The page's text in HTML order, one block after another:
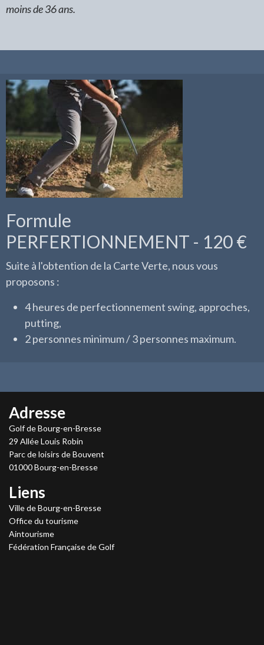
moins de 36 ans.
Formule
PERFERTIONNEMENT - 120 €
Suite à l'obtention de la Carte Verte, nous vous
proposons :
4 heures de perfectionnement swing, approches,
putting,
2 personnes minimum / 3 personnes maximum.
Adresse
Golf de Bourg-en-Bresse
29 Allée Louis Robin
Parc de loisirs de Bouvent
01000 Bourg-en-Bresse
Liens
Ville de Bourg-en-Bresse
Office du tourisme
Aintourisme
Fédération Française de Golf